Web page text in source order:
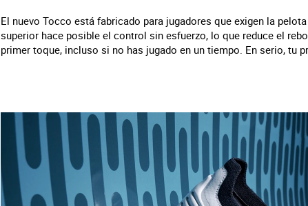
El nuevo Tocco está fabricado para jugadores que exigen la
superior hace posible el control sin esfuerzo, lo que reduce el
primer toque, incluso si no has jugado en un tiempo. En serio, tu